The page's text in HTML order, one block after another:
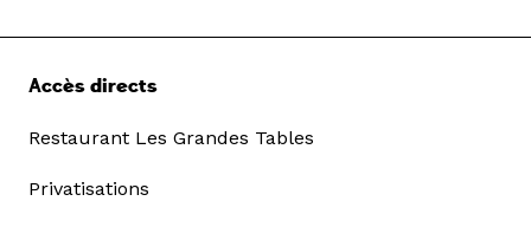
Accès directs
Restaurant Les Grandes Tables
Privatisations